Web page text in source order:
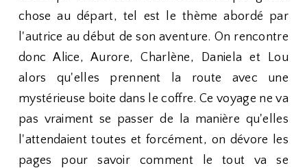
chose au départ, tel est le thème abordé par
l'autrice au début de son aventure. On rencontre
donc Alice, Aurore, Charlène, Daniela et Lou
alors qu'elles prennent la route avec une
mystérieuse boite dans le coffre. Ce voyage ne va
pas vraiment se passer de la manière qu'elles
l'attendaient toutes et forcément, on dévore les
pages pour savoir comment le tout va se